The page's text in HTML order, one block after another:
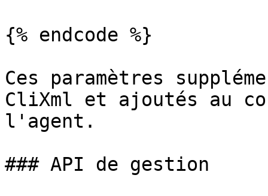
{% endcode %}
Ces paramètres
CliXml et ajoutés au
l'agent.
### API de gestion